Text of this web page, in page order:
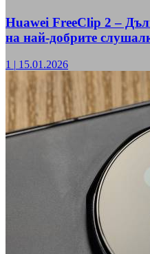
Huawei FreeClip 2 –
на най-добрите
1 | 15.01.2026